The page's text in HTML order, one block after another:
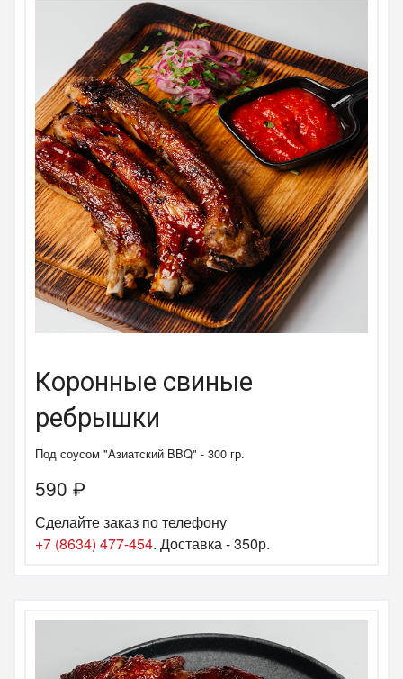
Коронные свиные
ребрышки
Под соусом "Азиатский BBQ" - 300 гр.
590 ₽
Сделайте заказ по телефону
+7 (8634) 477-454. Доставка - 350р.